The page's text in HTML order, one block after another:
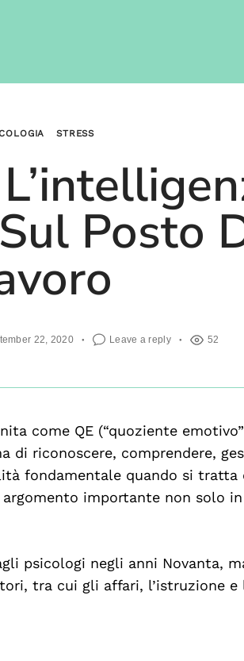
STRESS
Posto
22, 2020 Leave a reply 52
come QE (“quoziente
di riconoscere, comprendere,
fondamentale quando si tratta
importante non solo
psicologi negli anni Novanta,
tra cui gli affari, l’istruzione